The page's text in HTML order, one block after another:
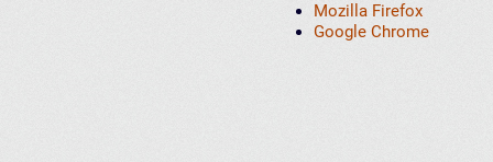
Mozilla Firefox
Google Chrome